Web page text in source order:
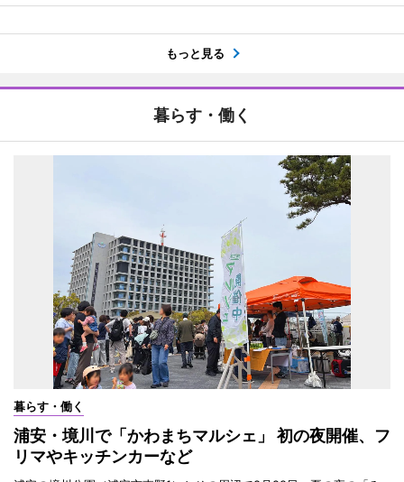
もっと見る
暮らす・働く
暮らす・働く
浦安・境川で「かわまちマルシェ」 初の夜開催、フ
リマやキッチンカーなど